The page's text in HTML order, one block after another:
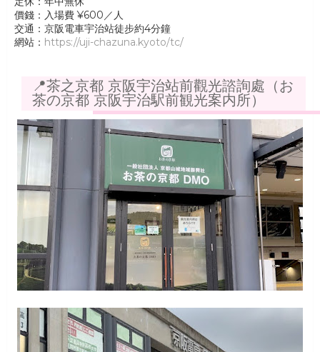
價錢：入場費 ¥600／人
交通：京阪電車宇治站徒步約4分鐘
網站： https://uji-chazuna.kyoto/tc/
📍茶之京都 京阪宇治站前觀光諮詢處（お
茶の京都 京阪宇治駅前観光案内所）